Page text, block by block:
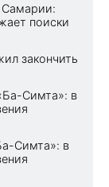
Самарии:
поиски
закончить
Симта»: в
Симта»: в